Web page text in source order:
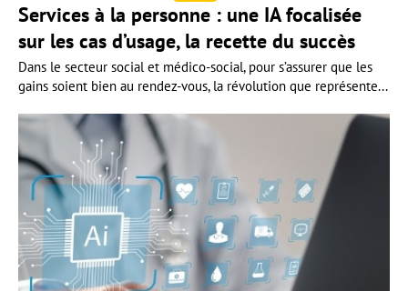
Services à la personne : une IA focalisée
sur les cas d’usage, la recette du succès
Dans le secteur social et médico-social, pour s’assurer que les
gains soient bien au rendez-vous, la révolution que représente...